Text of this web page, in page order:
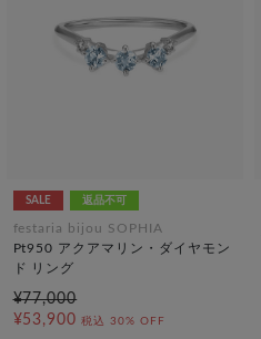
SALE 返品不可
festaria bijou SOPHIA
Pt950 アクアマリン・ダイヤモン
ド リング
¥77,000
¥53,900 税込 30% OFF